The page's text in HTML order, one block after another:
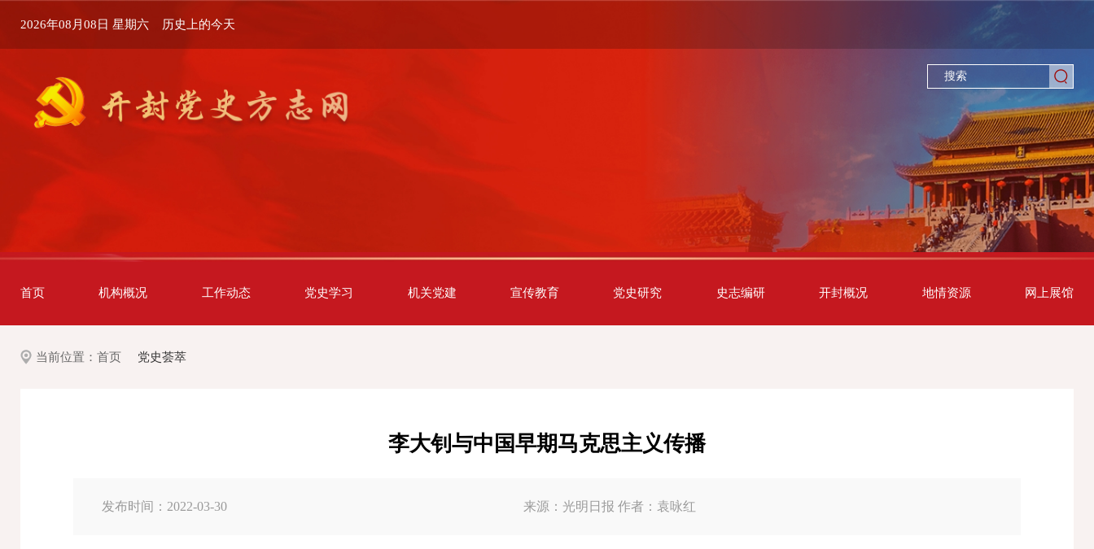
2026年08月08日 星期六 历史上的今天
首页 机构概况 工作动态 党史学习 机关党建 宣传教育 党史研究 史志编研 开封概况 地情资源 网上展馆
当前位置： 首页 党史荟萃
李大钊与中国早期马克思主义传播
发布时间：2022-03-30 来源：光明日报 作者：袁咏红